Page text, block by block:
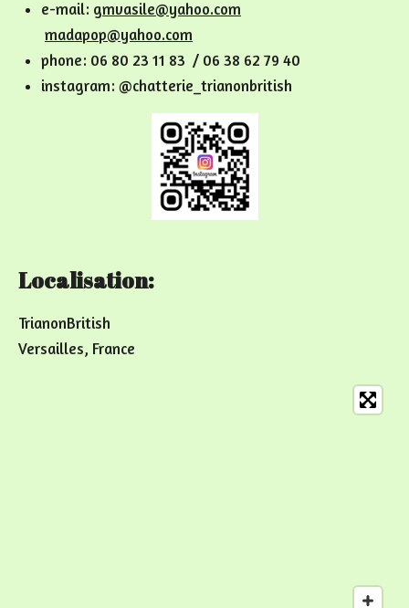
e-mail: gmvasile@yahoo.com
madapop@yahoo.com
phone: 06 80 23 11 83 / 06 38 62 79 40
instagram: @chatterie_trianonbritish
Localisation:
TrianonBritish
Versailles, France